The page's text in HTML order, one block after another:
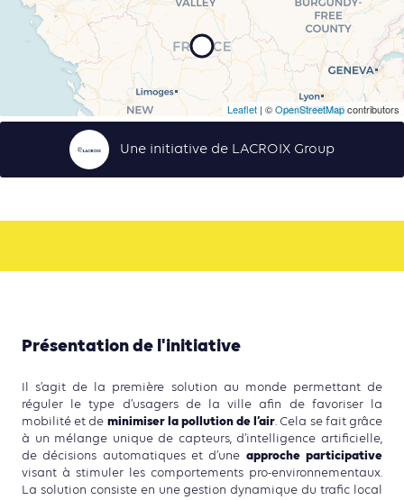
Leaflet | ©OpenStreetMapcontributors
Une initiative de LACROIX Group
Présentation de l'initiative
Il s’agit de la première solution au monde permettant de
réguler le type d’usagers de la ville afin de favoriser la
mobilité et de minimiser la pollution de l’air. Cela se fait grâce
à un mélange unique de capteurs, d’intelligence artificielle,
de décisions automatiques et d’une approche participative
visant à stimuler les comportements pro-environnementaux.
La solution consiste en une gestion dynamique du trafic local